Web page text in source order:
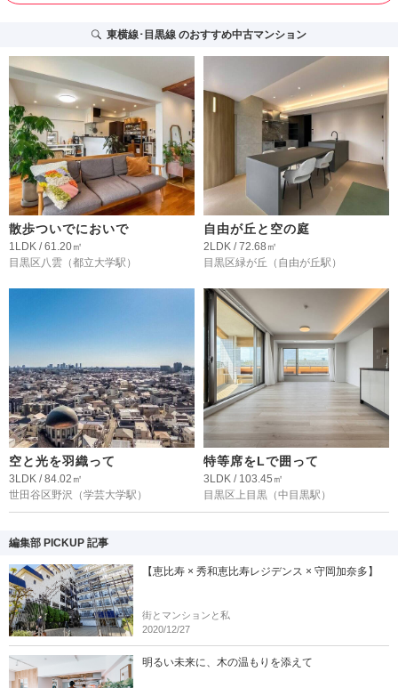
東横線･目黒線のおすすめ中古マンション
散歩ついでにおいで
1LDK / 61.20㎡
目黒区八雲 （都立大学駅）
自由が丘と空の庭
2LDK / 72.68㎡
目黒区緑が丘 （自由が丘駅）
空と光を羽織って
3LDK / 84.02㎡
世田谷区野沢 （学芸大学駅）
特等席をLで囲って
3LDK / 103.45㎡
目黒区上目黒 （中目黒駅）
編集部 PICKUP 記事
【恵比寿 × 秀和恵比寿レジデンス × 守岡加奈多】
街とマンションと私
2020/12/27
明るい未来に、木の温もりを添えて